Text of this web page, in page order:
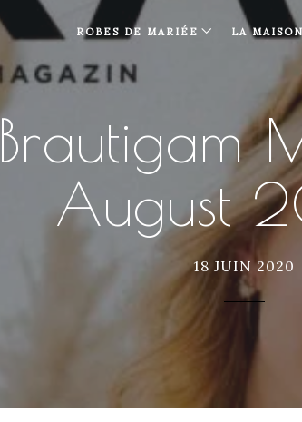
ROBES DE MARIÉE LA MAISON
August
18 JUIN 2020